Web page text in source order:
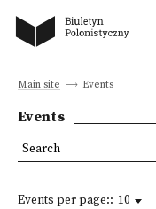
Main site Events
Events
Events per page:: 10
Search